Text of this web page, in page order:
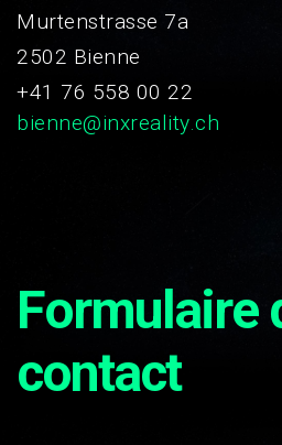
Murtenstrasse 7a
2502 Bienne
+41 76 558 00 22
bienne@inxreality.ch
Formulaire
contact